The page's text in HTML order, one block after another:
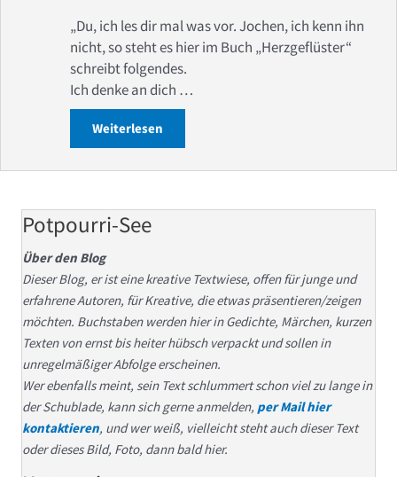
„Du, ich les dir mal was vor. Jochen, ich kenn ihn
nicht, so steht es hier im Buch „Herzgeflüster“
schreibt folgendes.
Ich denke an dich …
Weiterlesen
Potpourri-See
Über den Blog
Dieser Blog, er ist eine kreative Textwiese, offen für junge und
erfahrene Autoren, für Kreative, die etwas präsentieren/zeigen
möchten. Buchstaben werden hier in Gedichte, Märchen, kurzen
Texten von ernst bis heiter hübsch verpackt und sollen in
unregelmäßiger Abfolge erscheinen.
Wer ebenfalls meint, sein Text schlummert schon viel zu lange in
der Schublade, kann sich gerne anmelden, per Mail hier
kontaktieren, und wer weiß, vielleicht steht auch dieser Text
oder dieses Bild, Foto, dann bald hier.